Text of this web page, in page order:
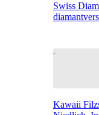
Swiss
Kawaii